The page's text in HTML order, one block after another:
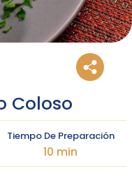
Coloso
Tiempo De Preparación
10 min